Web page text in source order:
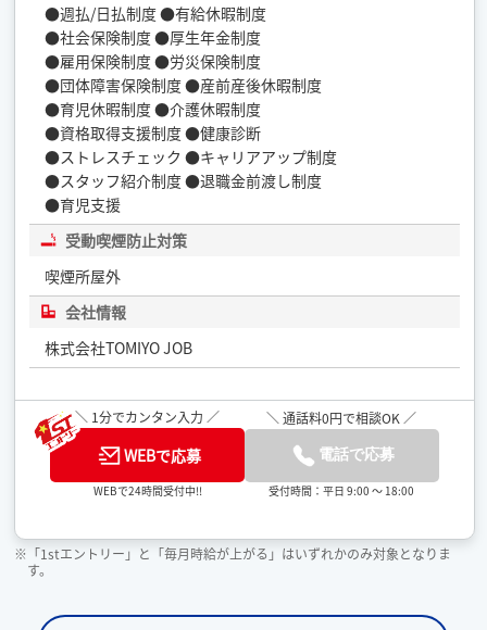
●週払/日払制度 ●有給休暇制度
●社会保険制度 ●厚生年金制度
●雇用保険制度 ●労災保険制度
●団体障害保険制度 ●産前産後休暇制度
●育児休暇制度 ●介護休暇制度
●資格取得支援制度 ●健康診断
●ストレスチェック ●キャリアアップ制度
●スタッフ紹介制度 ●退職金前渡し制度
●育児支援
受動喫煙防止対策
喫煙所屋外
会社情報
株式会社TOMIYO JOB
＼ 1分でカンタン入力 ／
WEBで応募
WEBで24時間受付中!!
＼ 通話料0円で相談OK ／
電話で応募
受付時間：平日 9:00 ～ 18:00
※「1stエントリー」と「毎月時給が上がる」はいずれかのみ対象となりま
す。